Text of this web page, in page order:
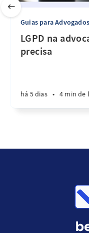
Guias para Advogados
LGPD na
precisa
há 5 dias • 4 min de